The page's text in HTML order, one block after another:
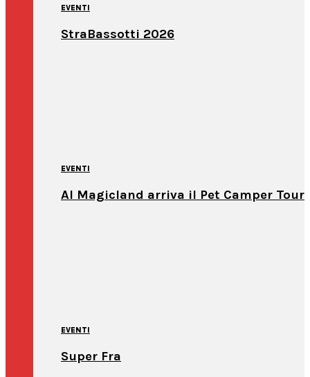
EVENTI
StraBassotti 2026
EVENTI
Al Magicland arriva il Pet Camper Tour
EVENTI
Super Fra